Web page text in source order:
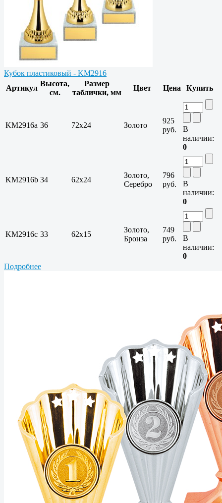
Кубок пластиковый - KM2916
Артикул
Высота,
см.
Размер
таблички, мм
Цвет Цена Купить
KM2916a 36 72х24 Золото
925
руб.
В
наличии:
0
KM2916b 34 62х24
Золото,
Серебро
796
руб.
В
наличии:
0
KM2916c 33 62х15
Золото,
Бронза
749
руб.
В
наличии:
0
Подробнее